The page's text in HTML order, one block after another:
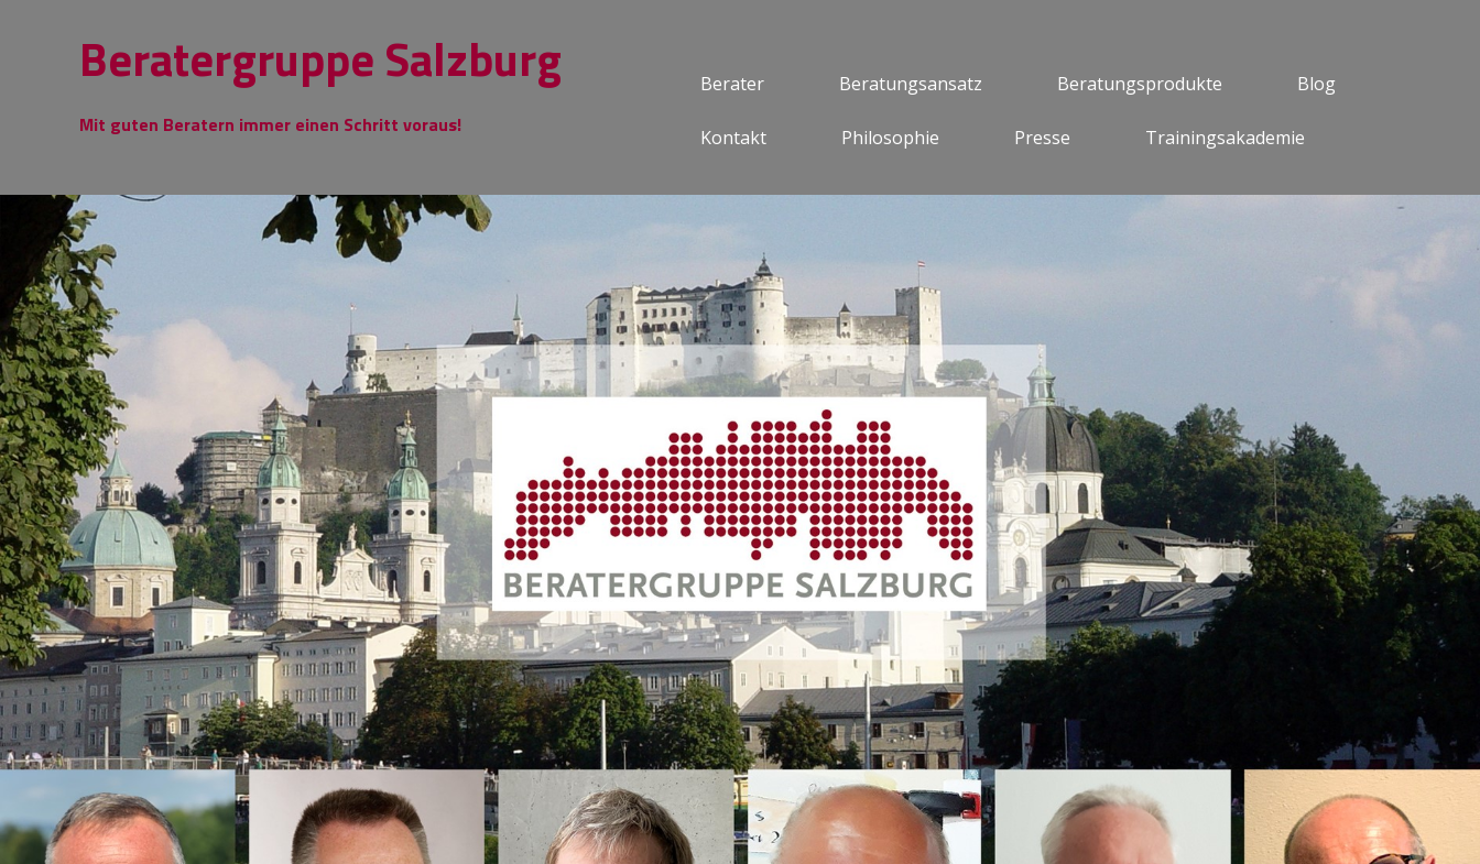
Beratergruppe Salzburg
Mit guten Beratern immer einen Schritt voraus!
Berater Beratungsansatz Beratungsprodukte Blog
Kontakt Philosophie Presse Trainingsakademie